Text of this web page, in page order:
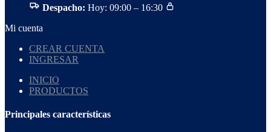
Despacho: Hoy: 09:00 – 16:30
Mi cuenta
CREAR CUENTA
INGRESAR
INICIO
PRODUCTOS
Principales características